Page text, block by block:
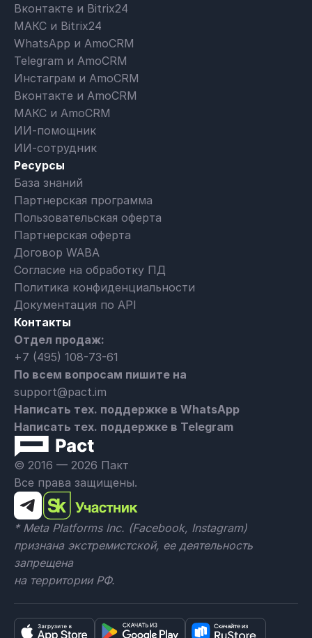
© 2016 — 2026 Пакт
Все права защищены.
* Meta Platforms Inc. (Facebook, Instagram)
признана экстремистской, ее деятельность
запрещена
на территории РФ.
Вконтакте и Bitrix24
МАКС и Bitrix24
WhatsApp и AmoCRM
Telegram и AmoCRM
Инстаграм и AmoCRM
Вконтакте и AmoCRM
МАКС и AmoCRM
ИИ-помощник
ИИ-сотрудник
Ресурсы
База знаний
Партнерская программа
Пользовательская оферта
Партнерская оферта
Договор WABA
Согласие на обработку ПД
Политика конфиденциальности
Документация по API
Контакты
Отдел продаж:
+7 (495) 108-73-61
По всем вопросам пишите на
support@pact.im
Написать тех. поддержке в WhatsApp
Написать тех. поддержке в Telegram